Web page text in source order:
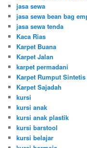
jasa sewa
jasa sewa bean bag
jasa sewa tenda
Kaca Rias
Karpet Buana
Karpet Jalan
karpet permadani
Karpet Rumput Sintetis
Karpet Sajadah
kursi
kursi anak
kursi anak plastik
kursi barstool
kursi belajar